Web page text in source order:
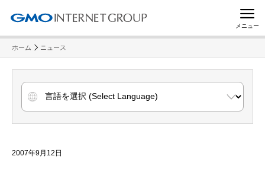
メニュー
ホーム ニュース
2007年9月12日